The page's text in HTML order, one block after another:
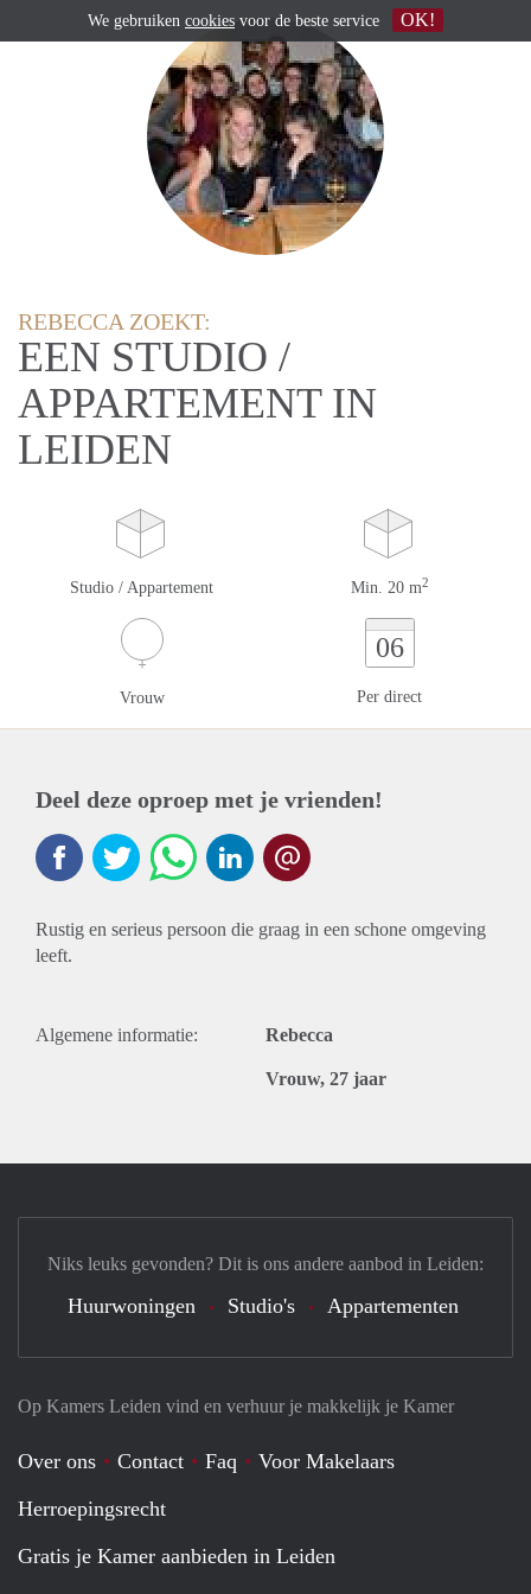
REBECCA ZOEKT:
EEN STUDIO /
APPARTEMENT IN
LEIDEN
Studio / Appartement Min. 20 m2
Vrouw
06
Per direct
Deel deze oproep met je vrienden!
Rustig en serieus persoon die graag in een schone omgeving
leeft.
Algemene informatie: Rebecca
Vrouw, 27 jaar
Op Kamers Leiden vind en verhuur je makkelijk je Kamer
Over ons Contact Faq
Voor Makelaars
Herroepingsrecht
Gratis je Kamer aanbieden in Leiden
Niks leuks gevonden? Dit is ons andere aanbod in Leiden:
Huurwoningen Studio's Appartementen
We gebruiken cookies voor de beste service OK!